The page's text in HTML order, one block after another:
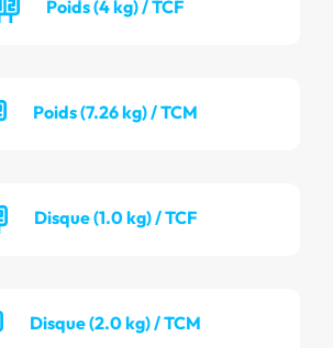
Poids (4 kg) / TCF
Poids (7.26 kg) / TCM
Disque (1.0 kg) / TCF
Disque (2.0 kg) / TCM